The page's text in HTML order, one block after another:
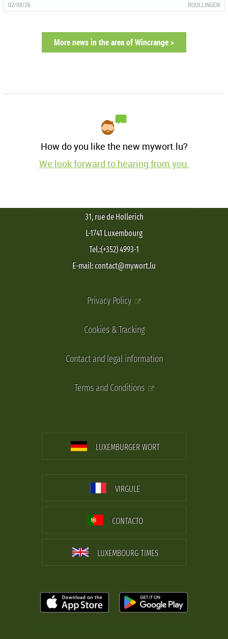
02/08/26 ROULLINGEN
More news in the area of Wincrange >
How do you like the new mywort.lu?
We look forward to hearing from you.
31, rue de Hollerich
L-1741 Luxembourg
Tel.:(+352) 4993-1
E-mail: contact@mywort.lu
Privacy Policy
Cookies & Tracking
Contact and legal information
Terms and Conditions
LUXEMBURGER WORT
VIRGULE
CONTACTO
LUXEMBOURG TIMES